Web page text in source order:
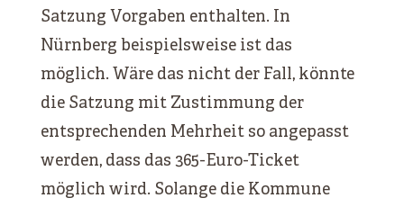
Satzung Vorgaben enthalten. In
Nürnberg beispielsweise ist das
möglich. Wäre das nicht der Fall, könnte
die Satzung mit Zustimmung der
entsprechenden Mehrheit so angepasst
werden, dass das 365-Euro-Ticket
möglich wird. Solange die Kommune